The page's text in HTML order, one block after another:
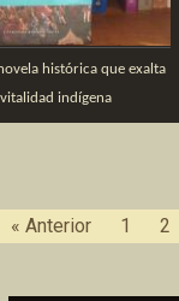
histórica que exalta
vitalidad indígena
« Anterior 1 2